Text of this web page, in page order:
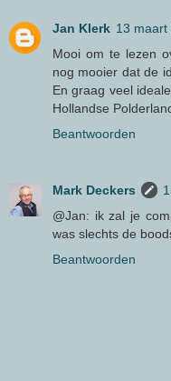
Jan Klerk 13 maart
Mooi om te lezen
nog mooier dat de
En graag veel
Hollandse
Beantwoorden
Mark Deckers
@Jan: ik zal je
was slechts de
Beantwoorden